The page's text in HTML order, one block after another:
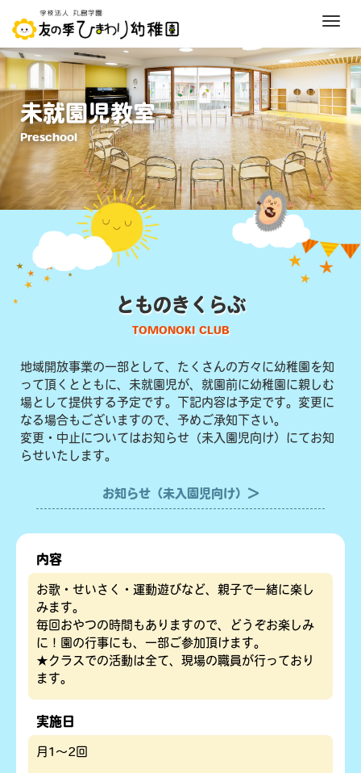
M
e
n
未就園児教室
Preschool
とものきくらぶ
TOMONOKI CLUB
地域開放事業の一部として、たくさんの方々に幼稚園を知
って頂くとともに、未就園児が、就園前に幼稚園に親しむ
場として提供する予定です。下記内容は予定です。変更に
なる場合もございますので、予めご承知下さい。
変更・中止についてはお知らせ（未入園児向け）にてお知
らせいたします。
お知らせ（未入園児向け）＞
内容
お歌・せいさく・運動遊びなど、親子で一緒に楽し
みます。
毎回おやつの時間もありますので、どうぞお楽しみ
に！園の行事にも、一部ご参加頂けます。
★クラスでの活動は全て、現場の職員が行っており
ます。
実施日
月1～2回